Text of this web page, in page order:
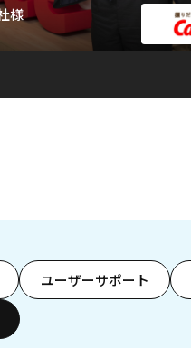
様
ユーザーサポート